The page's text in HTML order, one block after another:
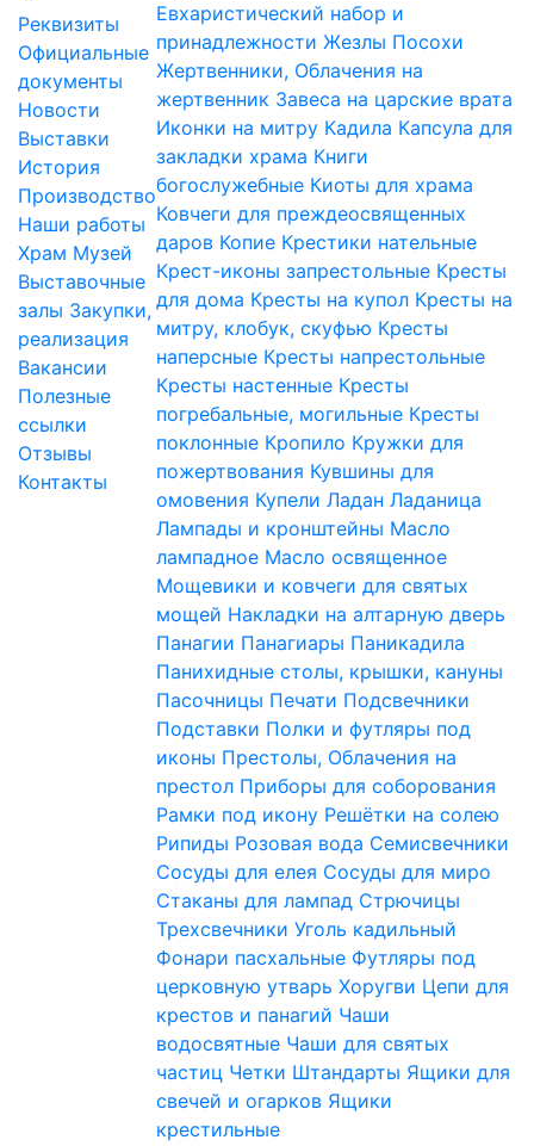
Реквизиты
Официальные
документы
Новости
Выставки
История
Производство
Наши работы
Храм Музей
Выставочные
залы Закупки,
реализация
Вакансии
Полезные
ссылки
Отзывы
Контакты
Евхаристический набор и
принадлежности Жезлы Посохи
Жертвенники, Облачения на
жертвенник Завеса на царские врата
Иконки на митру Кадила Капсула для
закладки храма Книги
богослужебные Киоты для храма
Ковчеги для преждеосвященных
даров Копие Крестики нательные
Крест-иконы запрестольные Кресты
для дома Кресты на купол Кресты на
митру, клобук, скуфью Кресты
наперсные Кресты напрестольные
Кресты настенные Кресты
погребальные, могильные Кресты
поклонные Кропило Кружки для
пожертвования Кувшины для
омовения Купели Ладан Ладаница
Лампады и кронштейны Масло
лампадное Масло освященное
Мощевики и ковчеги для святых
мощей Накладки на алтарную дверь
Панагии Панагиары Паникадила
Панихидные столы, крышки, кануны
Пасочницы Печати Подсвечники
Подставки Полки и футляры под
иконы Престолы, Облачения на
престол Приборы для соборования
Рамки под икону Решётки на солею
Рипиды Розовая вода Семисвечники
Сосуды для елея Сосуды для миро
Стаканы для лампад Стрючицы
Трехсвечники Уголь кадильный
Фонари пасхальные Футляры под
церковную утварь Хоругви Цепи для
крестов и панагий Чаши
водосвятные Чаши для святых
частиц Четки Штандарты Ящики для
свечей и огарков Ящики
крестильные